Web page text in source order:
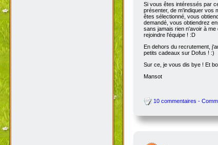
Si vous êtes intéressés par
présenter, de m'indiquer vos
êtes sélectionné, vous
demandé, vous obtiendrez
sans jamais rien n'avoir à
rejoindre l'équipe ! :D
En dehors du recrutement,
petits cadeaux sur Dofus ! :)
Sur ce, je vous dis bye ! Et
Mansot
10 commentaires -